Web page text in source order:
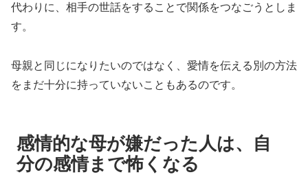
代わりに、相手の世話をすることで関係をつなごうとしま
す。
母親と同じになりたいのではなく、愛情を伝える別の方法
をまだ十分に持っていないこともあるのです。
感情的な母が嫌だった人は、自
分の感情まで怖くなる